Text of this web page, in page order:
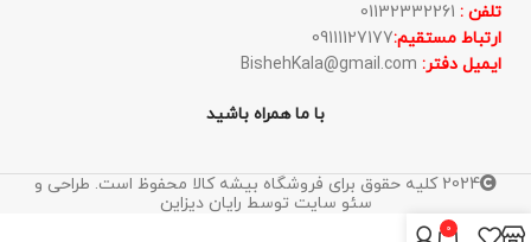
تلفن :
ارتباط مستقیم:09111127177
ایمیل دفتر:
با ما همراه باشید
2024 کلیه حقوق برای فروشگاه بیشه کالا محفوظ است. طراحی و
سئو سایت توسط رایان دیزاین
0